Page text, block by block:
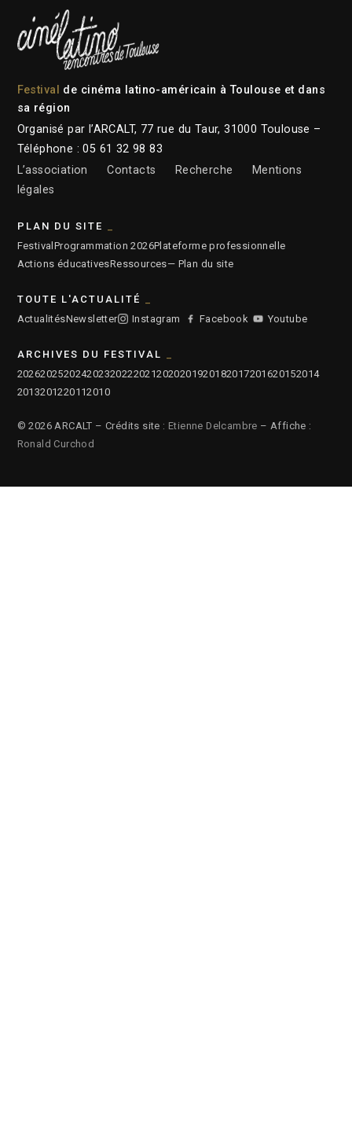
Festival
de cinéma latino-américain à Toulouse et dans
sa région
Organisé par l’ARCALT, 77 rue du Taur, 31000 Toulouse –
Téléphone : 05 61 32 98 83
L’association
Contacts Recherche
Mentions
légales
PLAN DU SITE
Festival Programmation 2026Plateforme professionnelle
Actions éducativesRessources— Plan du site
TOUTE L'ACTUALITÉ
ActualitésNewsletter Instagram Facebook Youtube
ARCHIVES DU FESTIVAL
2026202520242023202220212020201920182017201620152014
2013201220112010
© 2026 ARCALT – Crédits site : Etienne Delcambre – Affiche :
Ronald Curchod